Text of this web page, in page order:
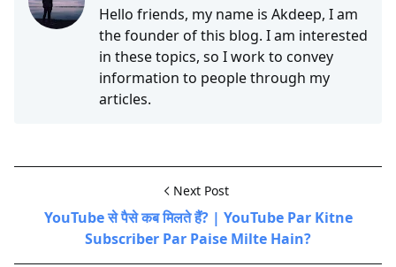
Hello friends, my name is Akdeep, I am
the founder of this blog. I am interested
in these topics, so I work to convey
information to people through my
articles.
Next Post
YouTube से पैसे कब मिलते हैं? | YouTube Par Kitne
Subscriber Par Paise Milte Hain?